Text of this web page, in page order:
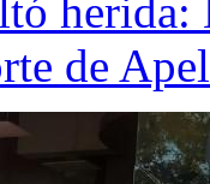
herida:
de